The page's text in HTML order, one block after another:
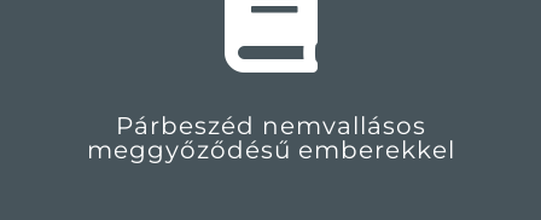
Párbeszéd nemvallásos
meggyőződésű emberekkel